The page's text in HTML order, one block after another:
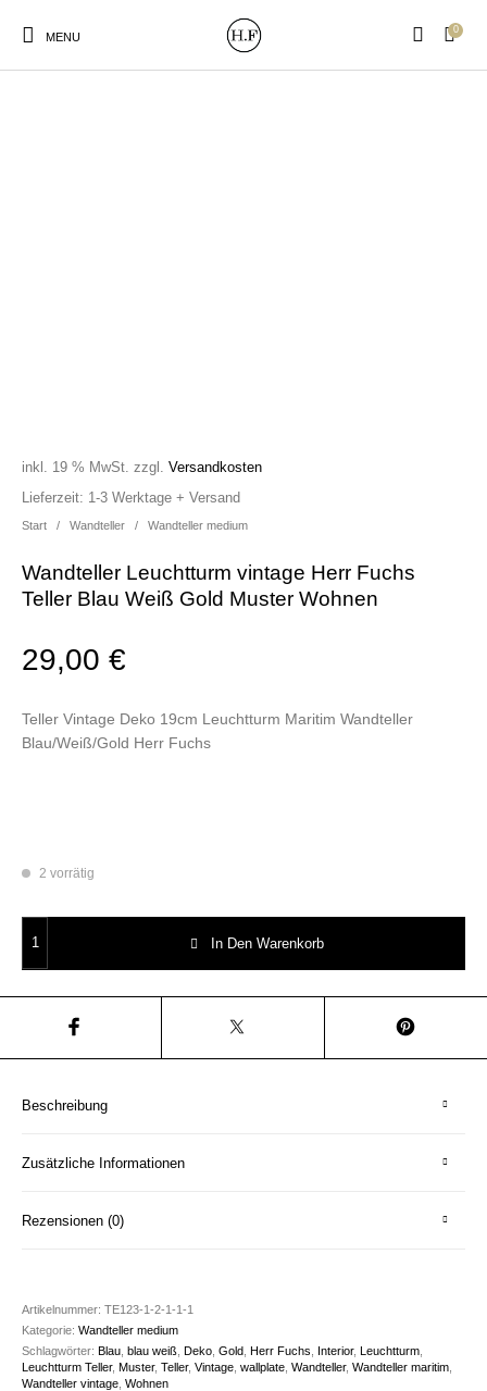
MENU
0
Start / Wandteller / Wandteller medium
Wandteller Leuchtturm vintage Herr Fuchs
Teller Blau Weiß Gold Muster Wohnen
29,00€
inkl. 19 % MwSt. zzgl.Versandkosten
Teller Vintage Deko 19cm Leuchtturm Maritim Wandteller
Blau/Weiß/Gold Herr Fuchs
Lieferzeit: 1-3 Werktage + Versand
2 vorrätig
In Den Warenkorb
Beschreibung
Zusätzliche Informationen
Rezensionen (0)
Artikelnummer:TE123-1-2-1-1-1
Kategorie:Wandteller medium
Schlagwörter:Blau ,blau weiß ,Deko ,Gold ,Herr Fuchs Interior,Leuchtturm
Leuchtturm Teller,Muster,Teller,Vintage ,wallplate ,Wandteller,Wandteller maritim
Wandteller vintage ,Wohnen